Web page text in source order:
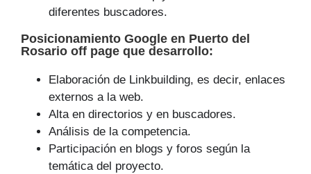
diferentes buscadores.
Posicionamiento Google en Puerto del
Rosario off page que desarrollo:
Elaboración de Linkbuilding, es decir, enlaces
externos a la web.
Alta en directorios y en buscadores.
Análisis de la competencia.
Participación en blogs y foros según la
temática del proyecto.